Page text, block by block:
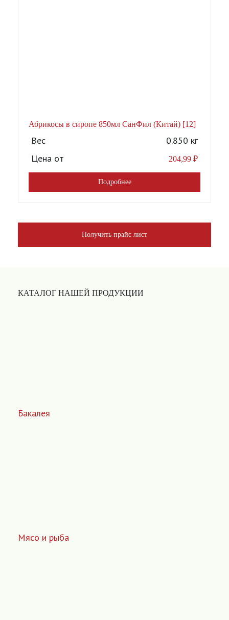
Абрикосы в сиропе 850мл СанФил (Китай) [12]
Вес
0.850 кг
Цена от
204,99 ₽
Подробнее
Получить прайс лист
КАТАЛОГ НАШЕЙ ПРОДУКЦИИ
Бакалея
Мясо и рыба